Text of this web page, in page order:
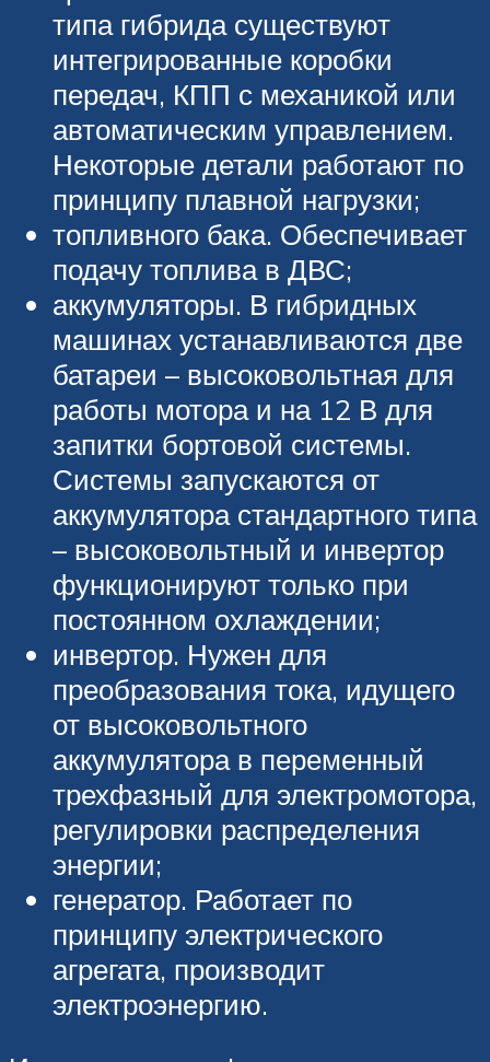
типа гибрида существуют
интегрированные коробки
передач, КПП с механикой или
автоматическим управлением.
Некоторые детали работают по
принципу плавной нагрузки;
топливного бака. Обеспечивает
подачу топлива в ДВС;
аккумуляторы. В гибридных
машинах устанавливаются две
батареи – высоковольтная для
работы мотора и на 12 В для
запитки бортовой системы.
Системы запускаются от
аккумулятора стандартного типа
– высоковольтный и инвертор
функционируют только при
постоянном охлаждении;
инвертор. Нужен для
преобразования тока, идущего
от высоковольтного
аккумулятора в переменный
трехфазный для электромотора,
регулировки распределения
энергии;
генератор. Работает по
принципу электрического
агрегата, производит
электроэнергию.